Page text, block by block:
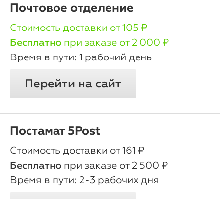
Почтовое отделение
oт 105 ₽
Бесплатно при заказе от 2 000 ₽
1 рабочий день
Перейти на сайт
Постамат 5Post
oт 161 ₽
Бесплатно при заказе от 2 500 ₽
2-3 рабочих дня